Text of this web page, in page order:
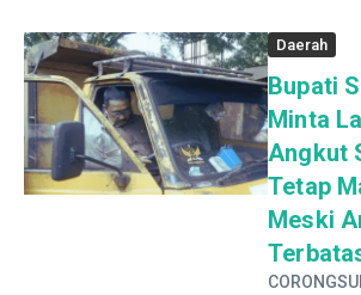
Daerah
Bupati
Minta
Angkut
Tetap
Meski